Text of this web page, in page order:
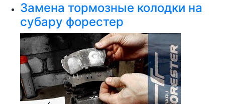
Замена тормозные колодки на
субару форестер